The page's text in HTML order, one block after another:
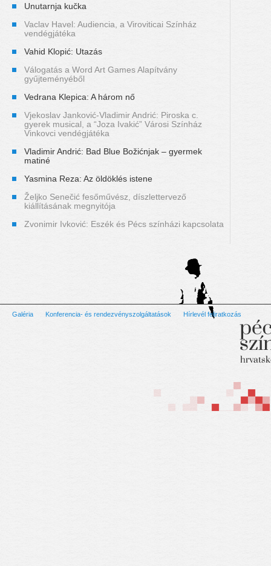
Unutarnja kučka
Vaclav Havel: Audiencia, a Viroviticai Színház
vendégjátéka
Vahid Klopić: Utazás
Válogatás a Word Art Games Alapítvány
gyűjteményéből
Vedrana Klepica: A három nő
Vjekoslav Janković-Vladimir Andrić: Piroska c.
gyerek musical, a “Joza Ivakić” Városi Színház
Vinkovci vendégjátéka
Vladimir Andrić: Bad Blue Božićnjak – gyermek
matiné
Yasmina Reza: Az öldöklés istene
Željko Senečić fesőművész, díszlettervező
kiállításának megnyitója
Zvonimir Ivković: Eszék és Pécs színházi kapcsolata
Galéria Konferencia- és rendezvényszolgáltatások Hírlevél feliratkozás